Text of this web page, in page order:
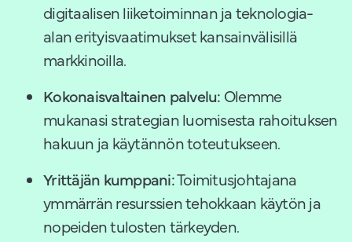
digitaalisen liiketoiminnan ja teknologia-
alan erityisvaatimukset kansainvälisillä
markkinoilla.
Kokonaisvaltainen palvelu: Olemme
mukanasi strategian luomisesta rahoituksen
hakuun ja käytännön toteutukseen.
Yrittäjän kumppani:Toimitusjohtajana
ymmärrän resurssien tehokkaan käytön ja
nopeiden tulosten tärkeyden.